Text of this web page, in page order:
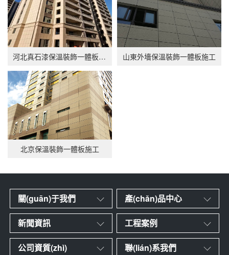
河北真石漆保溫裝飾一體板施工 山東外墻保溫裝飾一體板施工
北京保溫裝飾一體板施工
關(guān)于我們 產(chǎn)品中心
新聞資訊 工程案例
公司資質(zhì) 聯(lián)系我們